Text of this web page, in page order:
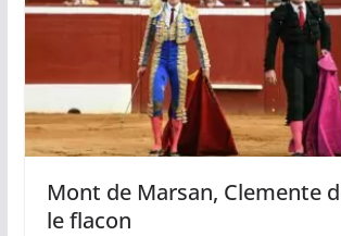
Mont de Marsan, Clemente
le flacon